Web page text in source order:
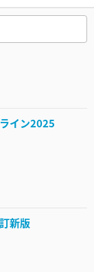
イン2025
新版